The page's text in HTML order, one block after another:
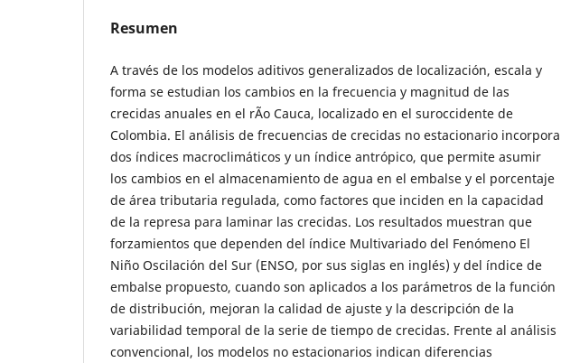
Resumen
A través de los modelos aditivos generalizados de localización, escala y
forma se estudian los cambios en la frecuencia y magnitud de las
crecidas anuales en el rÃ­o Cauca, localizado en el suroccidente de
Colombia. El análisis de frecuencias de crecidas no estacionario incorpora
dos índices macroclimáticos y un índice antrópico, que permite asumir
los cambios en el almacenamiento de agua en el embalse y el porcentaje
de área tributaria regulada, como factores que inciden en la capacidad
de la represa para laminar las crecidas. Los resultados muestran que
forzamientos que dependen del índice Multivariado del Fenómeno El
Niño Oscilación del Sur (ENSO, por sus siglas en inglés) y del índice de
embalse propuesto, cuando son aplicados a los parámetros de la función
de distribución, mejoran la calidad de ajuste y la descripción de la
variabilidad temporal de la serie de tiempo de crecidas. Frente al análisis
convencional, los modelos no estacionarios indican diferencias